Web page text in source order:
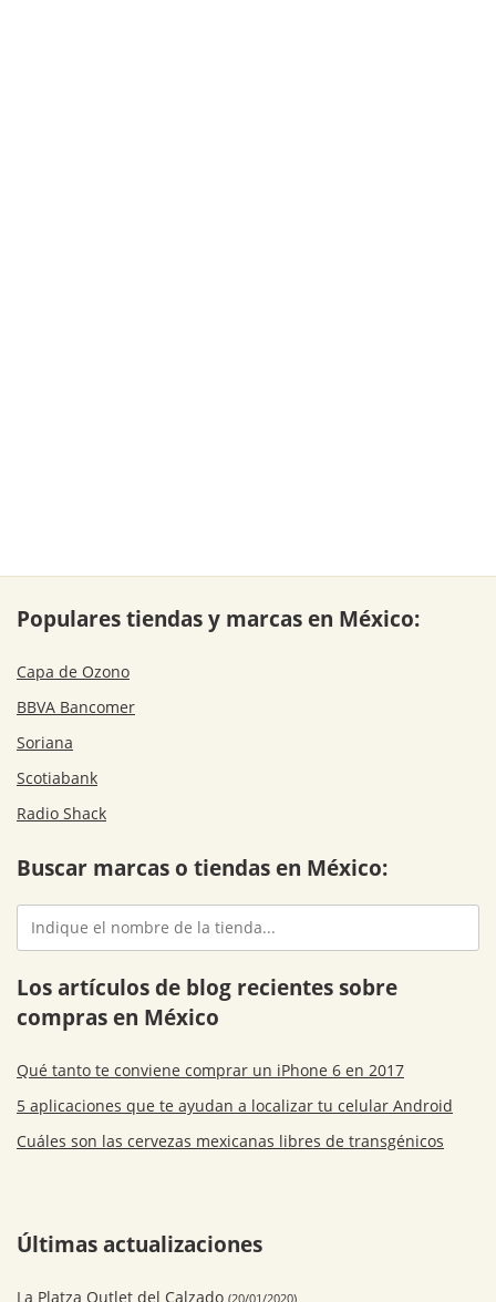
Populares tiendas y marcas en México:
Capa de Ozono
BBVA Bancomer
Soriana
Scotiabank
Radio Shack
Buscar marcas o tiendas en México:
Los artículos de blog recientes sobre
compras en México
Qué tanto te conviene comprar un iPhone 6 en 2017
5 aplicaciones que te ayudan a localizar tu celular Android
Cuáles son las cervezas mexicanas libres de transgénicos
Últimas actualizaciones
La Platza Outlet del Calzado (20/01/2020)